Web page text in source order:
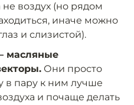
воздух (но рядом
иначе можно
и слизистой).
масляные
Они просто
в пару к ним лучше
и почаще делать